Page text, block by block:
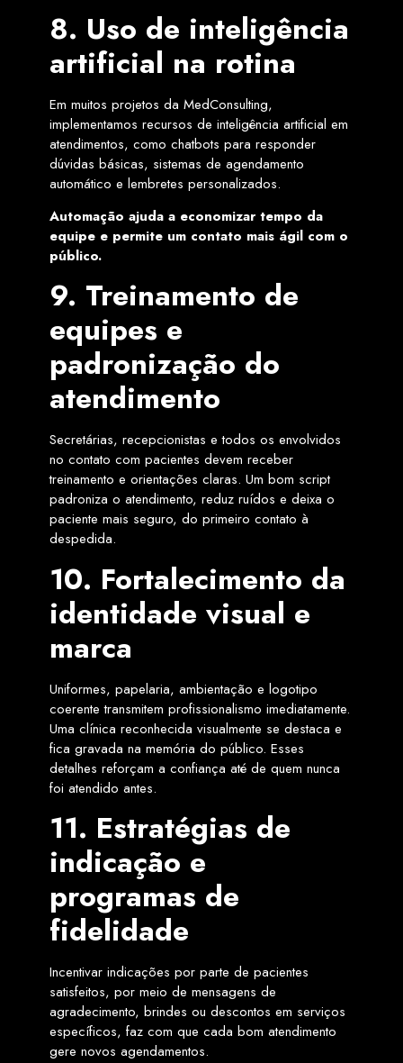
8. Uso de inteligência
artificial na rotina
Em muitos projetos da MedConsulting,
implementamos recursos de inteligência artificial em
atendimentos, como chatbots para responder
dúvidas básicas, sistemas de agendamento
automático e lembretes personalizados.
Automação ajuda a economizar tempo da
equipe e permite um contato mais ágil com o
público.
9. Treinamento de
equipes e
padronização do
atendimento
Secretárias, recepcionistas e todos os envolvidos
no contato com pacientes devem receber
treinamento e orientações claras. Um bom script
padroniza o atendimento, reduz ruídos e deixa o
paciente mais seguro, do primeiro contato à
despedida.
10. Fortalecimento da
identidade visual e
marca
Uniformes, papelaria, ambientação e logotipo
coerente transmitem profissionalismo imediatamente.
Uma clínica reconhecida visualmente se destaca e
fica gravada na memória do público. Esses
detalhes reforçam a confiança até de quem nunca
foi atendido antes.
11. Estratégias de
indicação e
programas de
fidelidade
Incentivar indicações por parte de pacientes
satisfeitos, por meio de mensagens de
agradecimento, brindes ou descontos em serviços
específicos, faz com que cada bom atendimento
gere novos agendamentos.